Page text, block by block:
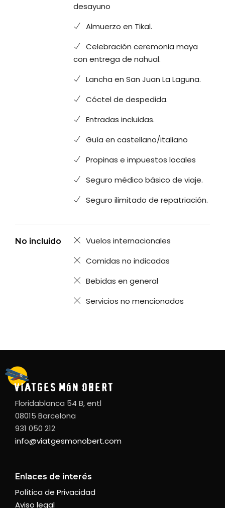
desayuno
Almuerzo en Tikal.
Celebración ceremonia maya
con entrega de nahual.
Lancha en San Juan La Laguna.
Cóctel de despedida.
Entradas incluidas.
Guía en castellano/italiano
Propinas e impuestos locales
Seguro médico básico de viaje.
Seguro ilimitado de repatriación.
No incluido
Vuelos internacionales
Comidas no indicadas
Bebidas en general
Servicios no mencionados
Floridablanca 54 B, entl
08015 Barcelona
931 050 212
info@viatgesmonobert.com
Enlaces de interés
Política de Privacidad
Aviso legal